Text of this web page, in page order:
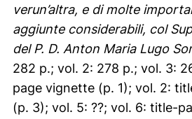
verun’altra, e di molte
aggiunte considerabili, col
del P. D. Anton Maria Lugo
282 p.; vol. 2: 278 p.; vol. 3:
page vignette (p. 1); vol. 2:
(p. 3); vol. 5: ??; vol. 6: title-